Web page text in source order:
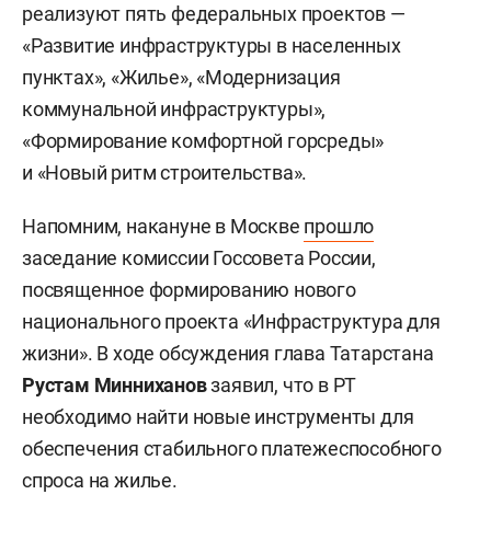
реализуют пять федеральных проектов —
«Развитие инфраструктуры в населенных
пунктах», «Жилье», «Модернизация
коммунальной инфраструктуры»,
«Формирование комфортной горсреды»
и «Новый ритм строительства».
Напомним, накануне в Москве прошло
заседание комиссии Госсовета России,
посвященное формированию нового
национального проекта «Инфраструктура для
жизни». В ходе обсуждения глава Татарстана
Рустам Миннихановзаявил, что в РТ
необходимо найти новые инструменты для
обеспечения стабильного платежеспособного
спроса на жилье.